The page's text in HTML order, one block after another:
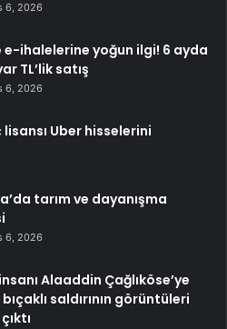
6, 2026
e-ihalelerine yoğun ilgi! 6 ayda
TL’lik satış
6, 2026
Uber hisselerini
tarım ve dayanışma
6, 2026
Alaaddin Çağlıköse’ye
saldırının görüntüleri